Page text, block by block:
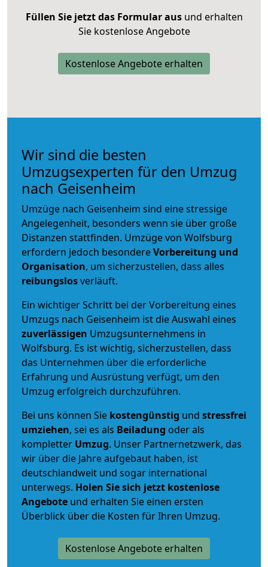
Füllen Sie jetzt das Formular ausund erhalten
Sie kostenlose Angebote
Kostenlose Angebote erhalten
Wir sind die besten
Umzugsexperten für den Umzug
nach Geisenheim
Umzüge nach Geisenheim sind eine stressige
Angelegenheit, besonders wenn sie über große
Distanzen stattfinden. Umzüge von Wolfsburg
erfordern jedoch besondereVorbereitung und
Organisation, um sicherzustellen, dass alles
reibungslosverläuft.
Ein wichtiger Schritt bei der Vorbereitung eines
Umzugs nach Geisenheim ist die Auswahl eines
zuverlässigen Umzugsunternehmens in
Wolfsburg. Es ist wichtig, sicherzustellen, dass
das Unternehmen über die erforderliche
Erfahrung und Ausrüstung verfügt, um den
Umzug erfolgreich durchzuführen.
Bei uns können Sie kostengünstig und stressfrei
umziehen, sei es als Beiladung oder als
kompletter Umzug. Unser Partnernetzwerk, das
wir über die Jahre aufgebaut haben, ist
deutschlandweit und sogar international
unterwegs. Holen Sie sich jetzt kostenlose
Angebote und erhalten Sie einen ersten
Überblick über die Kosten für Ihren Umzug.
Kostenlose Angebote erhalten